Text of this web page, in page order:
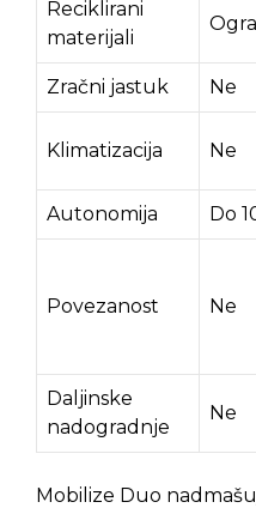
Reciklirani
materijali
Zračni jastuk Ne
Klimatizacija Ne
Autonomija Do
Povezanost Ne
Daljinske
nadogradnje
Ne
Mobilize Duo